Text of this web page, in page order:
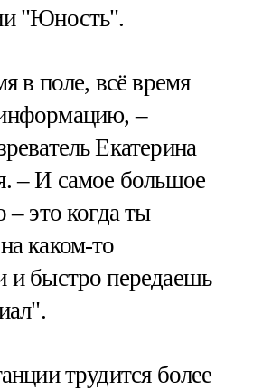
"Юность".
в поле, всё время
–
Екатерина
– И самое большое
– это когда ты
каком-то
и быстро передаешь
трудится более